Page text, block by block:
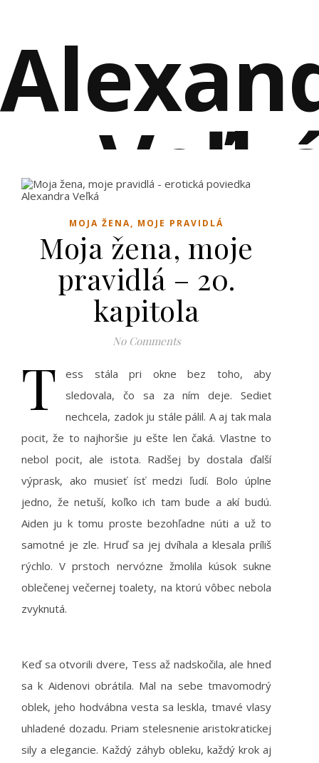
EROTICKÉ POVIEDKY PLNÉ VZŤAHOV A
MOJA ŽENA, MOJE PRAVIDLÁ
Moja žena, moje
pravidlá – 20.
kapitola
No Comments
T
ess stála pri okne bez toho, aby
sledovala, čo sa za ním deje. Sedieť
nechcela, zadok ju stále pálil. A aj tak mala
pocit, že to najhoršie ju ešte len čaká. Vlastne to
nebol pocit, ale istota. Radšej by dostala ďalší
výprask, ako musieť ísť medzi ľudí. Bolo úplne
jedno, že netuší, koľko ich tam bude a akí budú.
Aiden ju k tomu proste bezohľadne núti a už to
samotné je zle. Hruď sa jej dvíhala a klesala príliš
rýchlo. V prstoch nervózne žmolila kúsok sukne
oblečenej večernej toalety, na ktorú vôbec nebola
zvyknutá.
Keď sa otvorili dvere, Tess až nadskočila, ale hneď
sa k Aidenovi obrátila. Mal na sebe tmavomodrý
oblek, jeho hodvábna vesta sa leskla, tmavé vlasy
uhladené dozadu. Priam stelesnenie aristokratickej
sily a elegancie. Každý záhyb obleku, každý krok aj